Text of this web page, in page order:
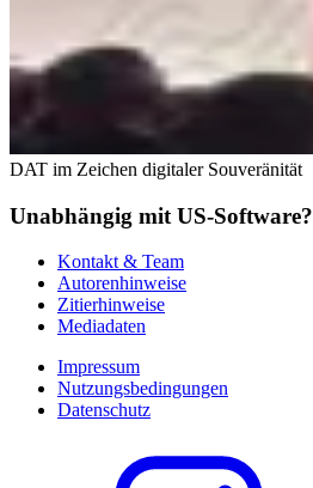
DAT im Zeichen digitaler Souveränität
Unabhängig mit US-Software?
Kontakt & Team
Autorenhinweise
Zitierhinweise
Mediadaten
Impressum
Nutzungsbedingungen
Datenschutz